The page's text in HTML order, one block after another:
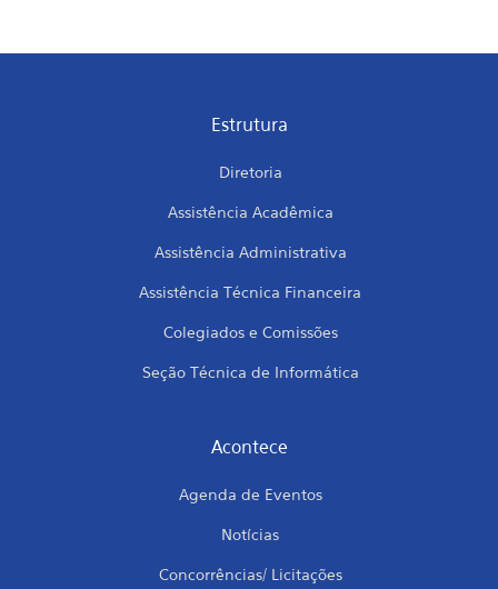
Estrutura
Diretoria
Assistência Acadêmica
Assistência Administrativa
Assistência Técnica Financeira
Colegiados e Comissões
Seção Técnica de Informática
Acontece
Agenda de Eventos
Notícias
Concorrências/ Licitações